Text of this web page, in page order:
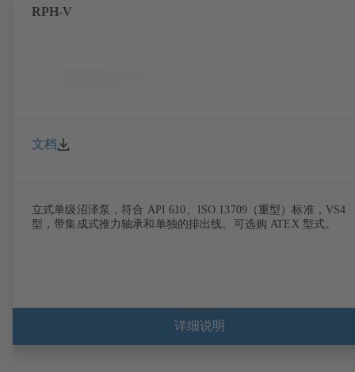
RPH-V
文档
立式单级沼泽泵，符合 API 610、ISO 13709（重型）标准，VS4
型，带集成式推力轴承和单独的排出线。可选购 ATEX 型式。
详细说明